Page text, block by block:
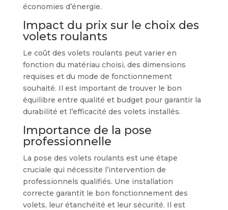
économies d’énergie.
Impact du prix sur le choix des
volets roulants
Le coût des volets roulants peut varier en
fonction du matériau choisi, des dimensions
requises et du mode de fonctionnement
souhaité. Il est important de trouver le bon
équilibre entre qualité et budget pour garantir la
durabilité et l’efficacité des volets installés.
Importance de la pose
professionnelle
La pose des volets roulants est une étape
cruciale qui nécessite l’intervention de
professionnels qualifiés. Une installation
correcte garantit le bon fonctionnement des
volets, leur étanchéité et leur sécurité. Il est